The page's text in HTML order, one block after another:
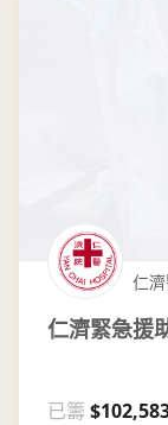
仁
仁濟緊急援
已籌